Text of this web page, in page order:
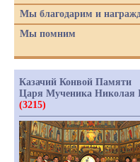
Мы благодарим и
Мы помним
Казачий Конвой Памяти
Царя Мученика Николая
(3215)